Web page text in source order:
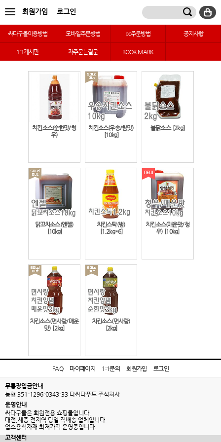
회원가입 로그인
싸다구몰이용방법 모바일주문방법 pc주문방법 공지사항
1:1게시판 자주묻는질문 BOOK MARK
치킨소스(순한맛/청
우)
치킨소스(우송/참맛)
[10kg]
불닭소스[2kg]
닭꼬치소스(앤젤)
[10kg]
치킨스탁(병)
[1.2kg*6]
치킨소스(매운맛/청
우) [10kg]
치킨소스(면사랑/매운
맛) [2kg]
치킨소스(면사랑)
[2kg]
FAQ 마이페이지 1:1문의 회원가입 로그인
무통장입금안내
농협 351-1296-0343-33 다싸다푸드 주식회사
운영안내
싸다구몰은 회원전용 쇼핑몰입니다.
대전,세종 전지역 당일 직배송 업체입니다.
업소용식자재 최저가격 운영중입니다.
고객센터